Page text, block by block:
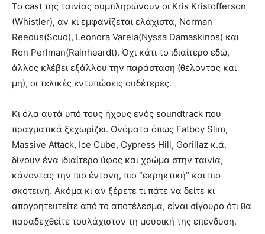
Το cast της ταινίας συμπληρώνουν οι Kris Kristofferson
(Whistler), αν κι εμφανίζεται ελάχιστα, Norman
Reedus(Scud), Leonora Varela(Nyssa Damaskinos) και
Ron Perlman(Rainheardt). Όχι κάτι το ιδιαίτερο εδώ,
άλλος κλέβει εξάλλου την παράσταση (θέλοντας και
μη), οι τελικές εντυπώσεις ουδέτερες.
Κι όλα αυτά υπό τους ήχους ενός soundtrack που
πραγματικά ξεχωρίζει. Ονόματα όπως Fatboy Slim,
Massive Attack, Ice Cube, Cypress Hill, Gorillaz κ.ά.
δίνουν ένα ιδιαίτερο ύφος και χρώμα στην ταινία,
κάνοντας την πιο έντονη, πιο “εκρηκτική” και πιο
σκοτεινή. Ακόμα κι αν ξέρετε τι πάτε να δείτε κι
απογοητευτείτε από το αποτέλεσμα, είναι σίγουρο ότι θα
παραδεχθείτε τουλάχιστον τη μουσική της επένδυση.